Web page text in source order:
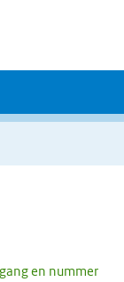
en nummer